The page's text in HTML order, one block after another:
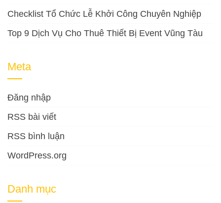
Checklist Tổ Chức Lễ Khởi Công Chuyên Nghiệp
Top 9 Dịch Vụ Cho Thuê Thiết Bị Event Vũng Tàu
Meta
Đăng nhập
RSS bài viết
RSS bình luận
WordPress.org
Danh mục